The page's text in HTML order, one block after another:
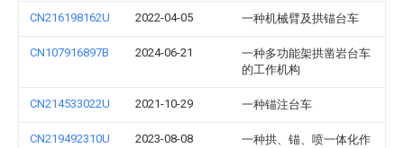
CN216198162U 2022-04-05 一种机械臂及拱锚台车
CN107916897B 2024-06-21
一种多功能架拱凿岩台车
的工作机构
CN214533022U 2021-10-29 一种锚注台车
CN219492310U 2023-08-08
一种拱、锚、喷一体化作